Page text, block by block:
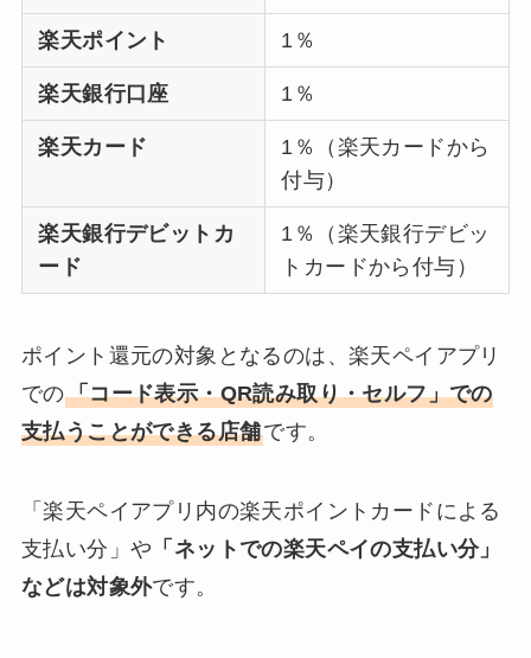
楽天ポイント 1％
楽天銀行口座 1％
楽天カード
1％（楽天カードから
付与）
楽天銀行デビットカ
ード
1％（楽天銀行デビッ
トカードから付与）
ポイント還元の対象となるのは、楽天ペイアプリ
での「コード表示・QR読み取り・セルフ」での
支払うことができる店舗です。
「楽天ペイアプリ内の楽天ポイントカードによる
支払い分」や 「ネットでの楽天ペイの支払い分」
などは対象外です。